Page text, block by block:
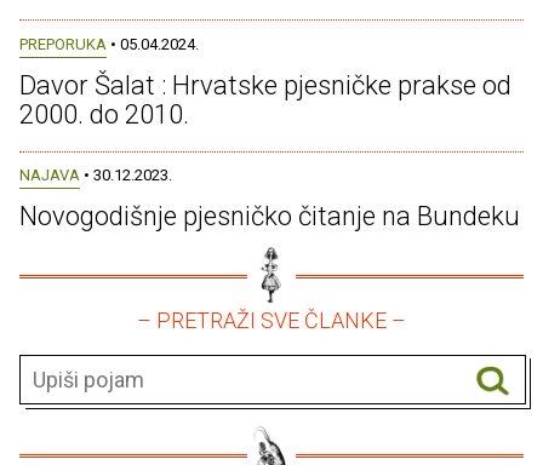
PREPORUKA • 05.04.2024.
Davor Šalat : Hrvatske pjesničke prakse od
2000. do 2010.
NAJAVA • 30.12.2023.
Novogodišnje pjesničko čitanje na Bundeku
– PRETRAŽI SVE ČLANKE –